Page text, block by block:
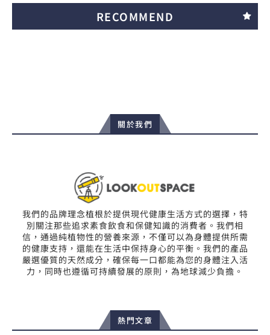
RECOMMEND
關於我們
我們的品牌理念植根於提供現代健康生活方式的選擇，特
別關注那些追求素食飲食和保健知識的消費者。我們相
信，通過純植物性的營養來源，不僅可以為身體提供所需
的健康支持，還能在生活中保持身心的平衡。我們的產品
嚴選優質的天然成分，確保每一口都能為您的身體注入活
力，同時也遵循可持續發展的原則，為地球減少負擔。
熱門文章